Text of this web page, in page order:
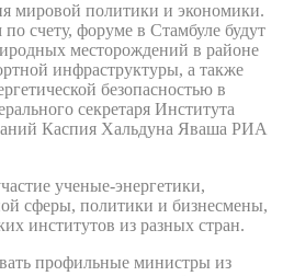
мировой политики и экономики.
счету, форуме в Стамбуле будут
месторождений в районе
инфраструктуры, а также
безопасностью в
секретаря Института
Каспия Хальдуна Яваша РИА
ученые-энергетики,
сферы, политики и бизнесмены,
институтов из разных стран.
профильные министры из